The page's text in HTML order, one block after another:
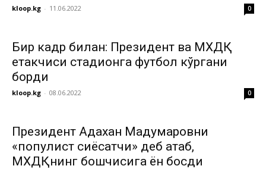
kloop.kg - 11.06.2022 0
Бир кадр билан: Президент ва МХДҚ
етакчиси стадионга футбол кўргани
борди
kloop.kg - 08.06.2022 0
Президент Адахан Мадумаровни
«популист сиёсатчи» деб атаб,
МХДҚнинг бошчисига ён босди